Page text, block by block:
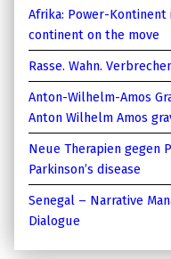
Afrika: Power-
continent on the move
Rasse. Wahn.
Anton-Wilhelm-Amos
Anton Wilhelm Amos
Neue Therapien gegen
Parkinson’s disease
Senegal – Narrative
Dialogue